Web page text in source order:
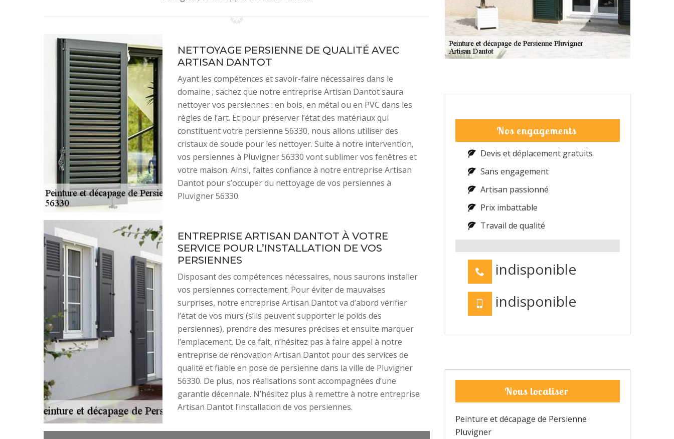
NETTOYAGE PERSIENNE DE QUALITÉ AVEC
ARTISAN DANTOT
Ayant les compétences et savoir-faire nécessaires dans le
domaine ; sachez que notre entreprise Artisan Dantot saura
nettoyer vos persiennes : en bois, en métal ou en PVC dans les
règles de l’art. Et pour préserver l’état des matériaux qui
constituent votre persienne 56330, nous allons utiliser des
cristaux de soude pour les nettoyer. Suite à notre intervention,
vos persiennes à Pluvigner 56330 vont sublimer vos fenêtres et
votre maison. Ainsi, faites confiance à notre entreprise Artisan
Dantot pour s’occuper du nettoyage de vos persiennes à
Pluvigner 56330.
ENTREPRISE ARTISAN DANTOT À VOTRE
SERVICE POUR L’INSTALLATION DE VOS
PERSIENNES
Disposant des compétences nécessaires, nous saurons installer
vos persiennes correctement. Pour éviter de mauvaises
surprises, notre entreprise Artisan Dantot va d’abord vérifier
l’état de vos murs (s’ils peuvent supporter le poids des
persiennes), prendre des mesures précises et ensuite marquer
l’emplacement. De ce fait, n’hésitez pas à faire appel à notre
entreprise de rénovation Artisan Dantot pour des services de
qualité et fiable en pose de persienne dans la ville de Pluvigner
56330. De plus, nos réalisations sont accompagnées d’une
garantie décennale. N’hésitez plus à remettre à notre entreprise
Artisan Dantot l’installation de vos persiennes.
Nos engagements
Devis et déplacement gratuits
Sans engagement
Artisan passionné
Prix imbattable
Travail de qualité
indisponible
indisponible
Nous localiser
Peinture et décapage de Persienne
Pluvigner